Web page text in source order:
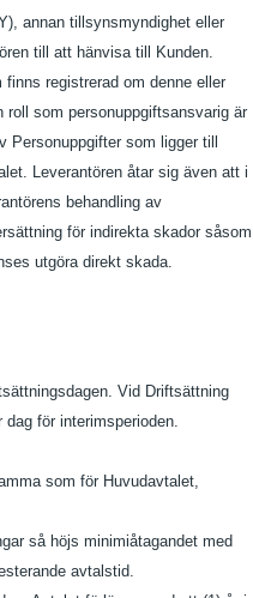
annan tillsynsmyndighet eller
till att hänvisa till Kunden.
registrerad om denne eller
som personuppgiftsansvarig är
som ligger till
Leverantören åtar sig även att i
behandling av
för indirekta skador såsom
utgöra direkt skada.
Vid Driftsättning
för interimsperioden.
som för Huvudavtalet,
så höjs minimiåtagandet med
avtalstid.